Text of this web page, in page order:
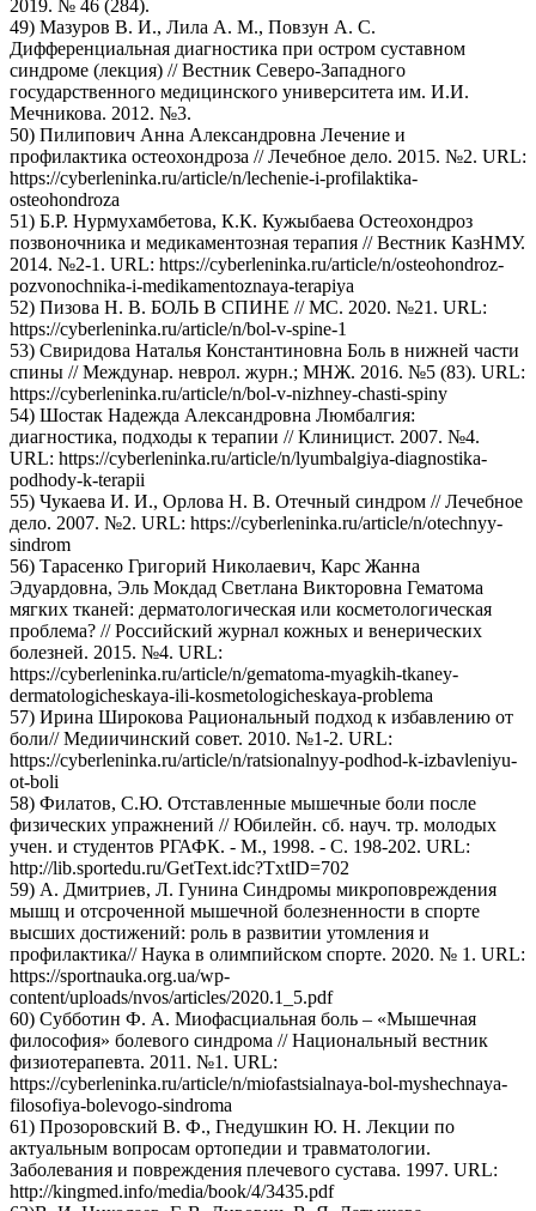
2019. № 46 (284).
49) Мазуров В. И., Лила А. М., Повзун А. С.
Дифференциальная диагностика при остром суставном
синдроме (лекция) // Вестник Северо-Западного
государственного медицинского университета им. И.И.
Мечникова. 2012. №3.
50) Пилипович Анна Александровна Лечение и
профилактика остеохондроза // Лечебное дело. 2015. №2. URL:
https://cyberleninka.ru/article/n/lechenie-i-profilaktika-
osteohondroza
51) Б.Р. Нурмухамбетова, К.К. Кужыбаева Остеохондроз
позвоночника и медикаментозная терапия // Вестник КазНМУ.
2014. №2-1. URL: https://cyberleninka.ru/article/n/osteohondroz-
pozvonochnika-i-medikamentoznaya-terapiya
52) Пизова Н. В. БОЛЬ В СПИНЕ // МС. 2020. №21. URL:
https://cyberleninka.ru/article/n/bol-v-spine-1
53) Свиридова Наталья Константиновна Боль в нижней части
спины // Междунар. неврол. журн.; МНЖ. 2016. №5 (83). URL:
https://cyberleninka.ru/article/n/bol-v-nizhney-chasti-spiny
54) Шостак Надежда Александровна Люмбалгия:
диагностика, подходы к терапии // Клиницист. 2007. №4.
URL: https://cyberleninka.ru/article/n/lyumbalgiya-diagnostika-
podhody-k-terapii
55) Чукаева И. И., Орлова Н. В. Отечный синдром // Лечебное
дело. 2007. №2. URL: https://cyberleninka.ru/article/n/otechnyy-
sindrom
56) Тарасенко Григорий Николаевич, Карс Жанна
Эдуардовна, Эль Мокдад Светлана Викторовна Гематома
мягких тканей: дерматологическая или косметологическая
проблема? // Российский журнал кожных и венерических
болезней. 2015. №4. URL:
https://cyberleninka.ru/article/n/gematoma-myagkih-tkaney-
dermatologicheskaya-ili-kosmetologicheskaya-problema
57) Ирина Широкова Рациональный подход к избавлению от
боли// Медиичинский совет. 2010. №1-2. URL:
https://cyberleninka.ru/article/n/ratsionalnyy-podhod-k-izbavleniyu-
ot-boli
58) Филатов, С.Ю. Отставленные мышечные боли после
физических упражнений // Юбилейн. сб. науч. тр. молодых
учен. и студентов РГАФК. - М., 1998. - С. 198-202. URL:
http://lib.sportedu.ru/GetText.idc?TxtID=702
59) А. Дмитриев, Л. Гунина Синдромы микроповреждения
мышц и отсроченной мышечной болезненности в спорте
высших достижений: роль в развитии утомления и
профилактика// Наука в олимпийском спорте. 2020. № 1. URL:
https://sportnauka.org.ua/wp-
content/uploads/nvos/articles/2020.1_5.pdf
60) Субботин Ф. А. Миофасциальная боль – «Мышечная
философия» болевого синдрома // Национальный вестник
физиотерапевта. 2011. №1. URL:
https://cyberleninka.ru/article/n/miofastsialnaya-bol-myshechnaya-
filosofiya-bolevogo-sindroma
61) Прозоровский В. Ф., Гнедушкин Ю. Н. Лекции по
актуальным вопросам ортопедии и травматологии.
Заболевания и повреждения плечевого сустава. 1997. URL:
http://kingmed.info/media/book/4/3435.pdf